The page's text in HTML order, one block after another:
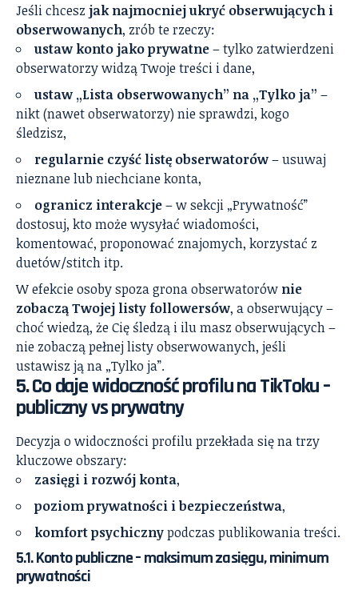
Jeśli chcesz jak najmocniej ukryć obserwujących i
obserwowanych, zrób te rzeczy:
ustaw konto jako prywatne– tylko zatwierdzeni
obserwatorzy widzą Twoje treści i dane,
ustaw „Lista obserwowanych” na „Tylko ja” –
nikt (nawet obserwatorzy) nie sprawdzi, kogo
śledzisz,
regularnie czyść listę obserwatorów– usuwaj
nieznane lub niechciane konta,
ogranicz interakcje– w sekcji „Prywatność”
dostosuj, kto może wysyłać wiadomości,
komentować, proponować znajomych, korzystać z
duetów/stitch itp.
W efekcie osoby spoza grona obserwatorów nie
zobaczą Twojej listy followersów, a obserwujący –
choć wiedzą, że Cię śledzą i ilu masz obserwujących –
nie zobaczą pełnej listy obserwowanych, jeśli
ustawisz ją na „Tylko ja”.
5. Co daje widoczność profilu na TikToku –
publiczny vs prywatny
Decyzja o widoczności profilu przekłada się na trzy
kluczowe obszary:
zasięgi i rozwój konta,
poziom prywatności i bezpieczeństwa,
komfort psychicznypodczas publikowania treści.
5.1. Konto publiczne – maksimum zasięgu, minimum
prywatności